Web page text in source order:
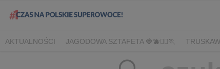
AKTUALNOŚCI JAGODOWA SZTAFETA 🍓🫐🏃‍♀️🏃